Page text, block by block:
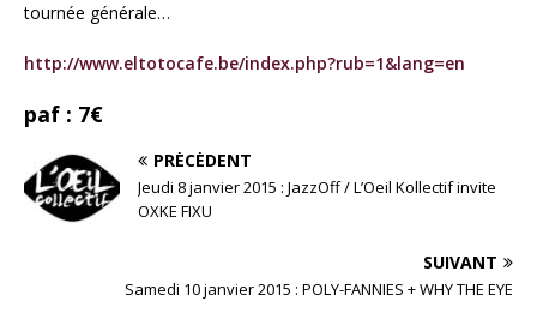
tournée générale…
http://www.eltotocafe.be/index.php?rub=1&lang=en
paf : 7€
PRÉCÉDENT
Jeudi 8 janvier 2015 : JazzOff / L’Oeil Kollectif invite
OXKE FIXU
SUIVANT
Samedi 10 janvier 2015 : POLY-FANNIES + WHY THE EYE